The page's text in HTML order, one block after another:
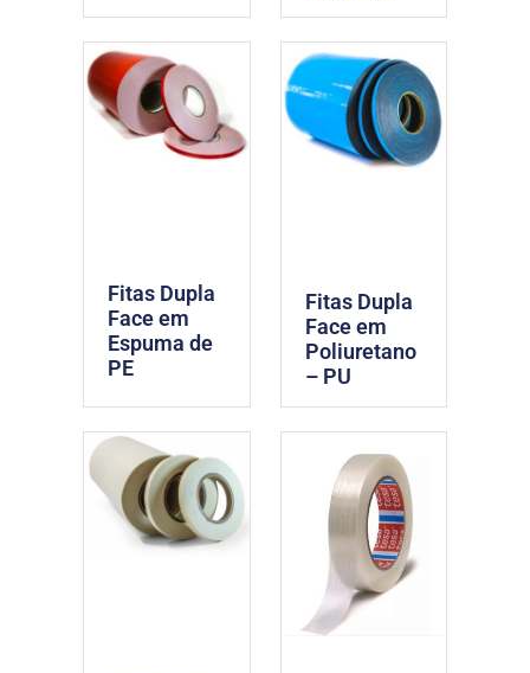
Fitas Dupla
Face em
Espuma de
PE
Fitas Dupla
Face em
Poliuretano
– PU